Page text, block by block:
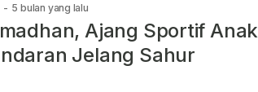
- 5 bulan yang lalu
Ajang Sportif Anak
Jelang Sahur